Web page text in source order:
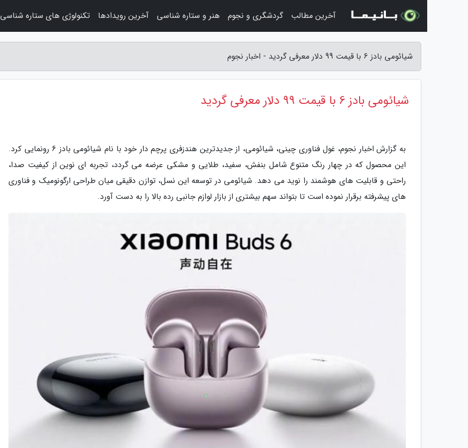
شیائومی بادز 6 با قیمت 99 دلار معرفی گردید - اخبار نجوم
شیائومی بادز 6 با قیمت 99 دلار معرفی گردید
به گزارش اخبار نجوم، غول فناوری چینی، شیائومی، از جدیدترین هندزفری پرچم دار خود با نام شیائومی بادز 6 رونمایی کرد.
این محصول که در چهار رنگ متنوع شامل بنفش، سفید، طلایی و مشکی عرضه می گردد، تجربه ای نوین از کیفیت صدا،
راحتی و قابلیت های هوشمند را نوید می دهد. شیائومی در توسعه این نسل، توازن دقیقی میان طراحی ارگونومیک و فناوری
های پیشرفته برقرار نموده است تا بتواند سهم بیشتری از بازار لوازم جانبی رده بالا را به دست آورد.
آخرین مطالب گردشگری و نجوم هنر و ستاره شناسی آخرین رویدادها تکنولوژی های ستاره شناسی